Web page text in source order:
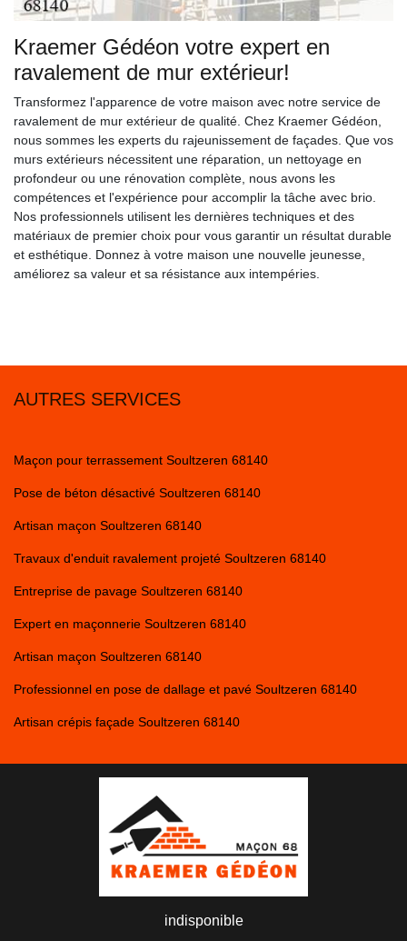
Kraemer Gédéon votre expert en
ravalement de mur extérieur!
Transformez l'apparence de votre maison avec notre service de
ravalement de mur extérieur de qualité. Chez Kraemer Gédéon,
nous sommes les experts du rajeunissement de façades. Que vos
murs extérieurs nécessitent une réparation, un nettoyage en
profondeur ou une rénovation complète, nous avons les
compétences et l'expérience pour accomplir la tâche avec brio.
Nos professionnels utilisent les dernières techniques et des
matériaux de premier choix pour vous garantir un résultat durable
et esthétique. Donnez à votre maison une nouvelle jeunesse,
améliorez sa valeur et sa résistance aux intempéries.
AUTRES SERVICES
Maçon pour terrassement Soultzeren 68140
Pose de béton désactivé Soultzeren 68140
Artisan maçon Soultzeren 68140
Travaux d'enduit ravalement projeté Soultzeren 68140
Entreprise de pavage Soultzeren 68140
Expert en maçonnerie Soultzeren 68140
Artisan maçon Soultzeren 68140
Professionnel en pose de dallage et pavé Soultzeren 68140
Artisan crépis façade Soultzeren 68140
indisponible